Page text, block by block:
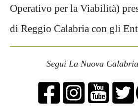
Operativo per la Viabilità)
di Reggio Calabria con gli
Segui La Nuova